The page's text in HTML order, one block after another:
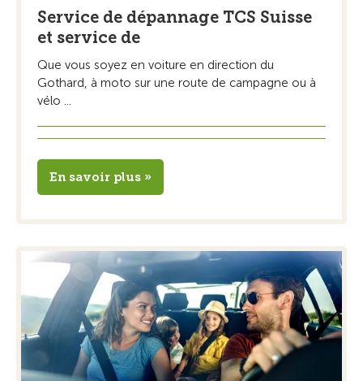
Service de dépannage TCS Suisse
et service de
Que vous soyez en voiture en direction du
Gothard, à moto sur une route de campagne ou à
vélo ...
En savoir plus »